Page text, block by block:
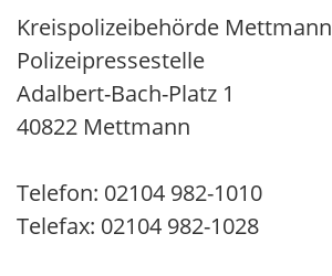
Kreispolizeibehörde Mettmann
Polizeipressestelle
Adalbert-Bach-Platz 1
40822 Mettmann
Telefon: 02104 982-1010
Telefax: 02104 982-1028